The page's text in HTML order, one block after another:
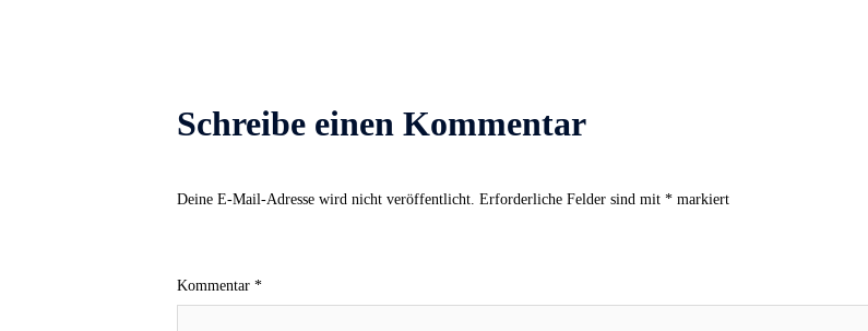
Schreibe einen Kommentar
Deine E-Mail-Adresse wird nicht veröffentlicht. Erforderliche Felder sind mit * markiert
Kommentar *